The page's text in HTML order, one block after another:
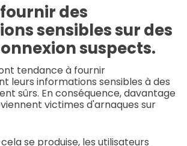
des
sensibles sur des
suspects.
tendance à fournir
leurs informations sensibles à des
sûrs. En conséquence, davantage
victimes d'arnaques sur
se produise, les utilisateurs